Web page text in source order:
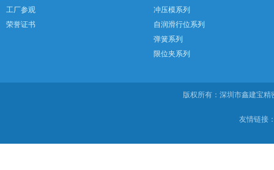
工厂参观
荣誉证书
冲压模系列
自润滑行位系列
弹簧系列
限位夹系列
版权所有：深圳市鑫建宝
友情链接